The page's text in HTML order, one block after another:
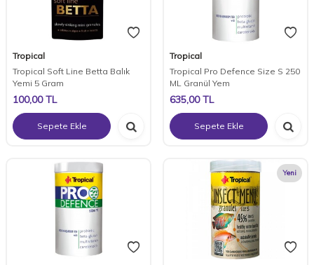
Tropical
Tropical Soft Line Betta Balık
Yemi 5 Gram
100,00TL
Sepete Ekle
Tropical
Tropical Pro Defence Size S 250
ML Granül Yem
635,00TL
Sepete Ekle
Yeni